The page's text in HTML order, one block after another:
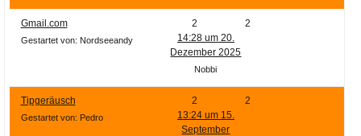
Gmail.com
Gestartet von: Nordseeandy
2
2
14:28 um 20.
Dezember 2025
Nobbi
Tipgeräusch
Gestartet von: Pedro
2
2
13:24 um 15.
September
E-Mail